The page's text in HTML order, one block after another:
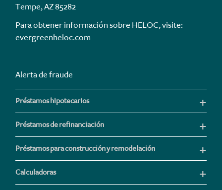
Tempe, AZ 85282
Para obtener información sobre HELOC, visite:
evergreenheloc.com
Alerta de fraude
Préstamos hipotecarios
Préstamos de refinanciación
Préstamos para construcción y remodelación
Calculadoras